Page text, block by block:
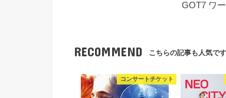
GOT7 ワ
RECOMMEND こちらの記事も人気です
コンサートチケット